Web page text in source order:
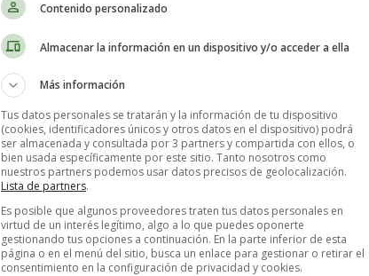
Contenido personalizado
Almacenar la información en un dispositivo y/o acceder a ella
Más información
Tus datos personales se tratarán y la información de tu dispositivo
(cookies, identificadores únicos y otros datos en el dispositivo) podrá
ser almacenada y consultada por 3 partners y compartida con ellos, o
bien usada específicamente por este sitio. Tanto nosotros como
nuestros partners podemos usar datos precisos de geolocalización.
Lista de partners.
Es posible que algunos proveedores traten tus datos personales en
virtud de un interés legítimo, algo a lo que puedes oponerte
gestionando tus opciones a continuación. En la parte inferior de esta
página o en el menú del sitio, busca un enlace para gestionar o retirar el
consentimiento en la configuración de privacidad y cookies.